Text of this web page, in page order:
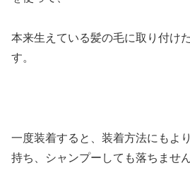
本来生えている髪の毛に取り付け
す。
一度装着すると、装着方法にもよ
持ち、シャンプーしても落ちません